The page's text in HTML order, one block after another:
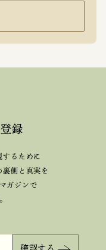
録
するために
裏側と真実を
ガジンで